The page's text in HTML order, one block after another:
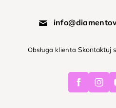
Obsługa klienta Skontaktuj
Facebook